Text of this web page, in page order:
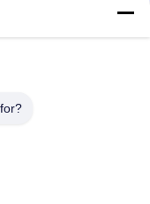
Mesin Pemotong
Mesin Pemotong